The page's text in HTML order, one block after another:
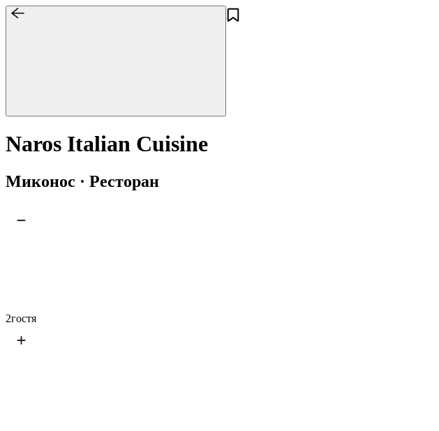
Naros Italian Cuisine
Миконос · Ресторан
2гостя